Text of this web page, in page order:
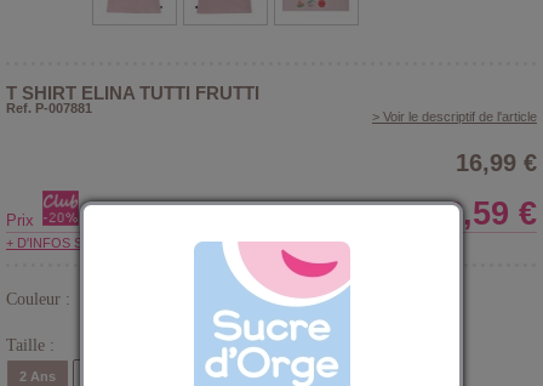
T SHIRT ELINA TUTTI FRUTTI
Ref. P-007881
> Voir le descriptif de l'article
16,99 €
Prix 13,59 €
+ D'INFOS SUR LE CLUB
Couleur :
Taille :
2 Ans 5 Ans 6 Ans